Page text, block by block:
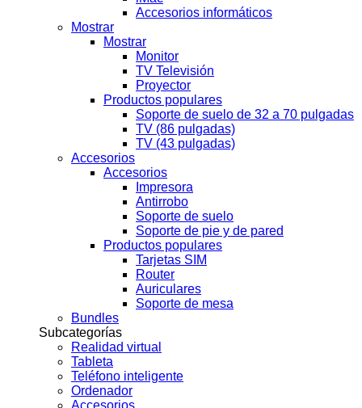
Accesorios informáticos
Mostrar
Mostrar
Monitor
TV Televisión
Proyector
Productos populares
Soporte de suelo de 32 a 70 pulgadas
TV (86 pulgadas)
TV (43 pulgadas)
Accesorios
Accesorios
Impresora
Antirrobo
Soporte de suelo
Soporte de pie y de pared
Productos populares
Tarjetas SIM
Router
Auriculares
Soporte de mesa
Bundles
Subcategorías
Realidad virtual
Tableta
Teléfono inteligente
Ordenador
Accesorios